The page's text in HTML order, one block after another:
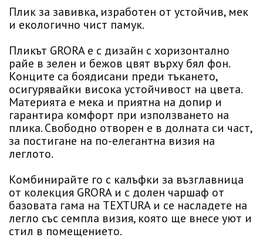
Плик за завивка, изработен от устойчив, мек
и екологично чист памук.
Пликът GRORA е с дизайн с хоризонтално
райе в зелен и бежов цвят върху бял фон.
Конците са боядисани преди тъкането,
осигурявайки висока устойчивост на цвета.
Материята е мека и приятна на допир и
гарантира комфорт при използването на
плика. Свободно отворен е в долната си част,
за постигане на по-елегантна визия на
леглото.
Комбинирайте го с калъфки за възглавница
от колекция GRORA и с долен чаршаф от
базовата гама на TEXTURA и се насладете на
легло със семпла визия, която ще внесе уют и
стил в помещението.